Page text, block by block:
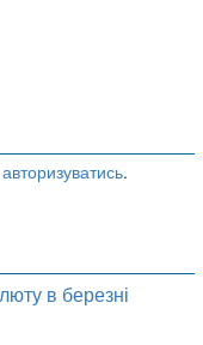
авторизуватись.